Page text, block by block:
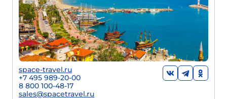
space-travel.ru
+7 495 989-20-00
8 800 100-48-17
sales@spacetravel.ru